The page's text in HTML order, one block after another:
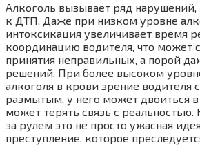
Алкоголь вызывает ряд
к ДТП. Даже при низком уровне
интоксикация увеличивает время
координацию водителя, что может
принятия неправильных, а порой
решений. При более высоком
алкоголя в крови зрение водителя
размытым, у него может двоиться в
может терять связь с
за рулем это не просто ужасная
преступление, которое